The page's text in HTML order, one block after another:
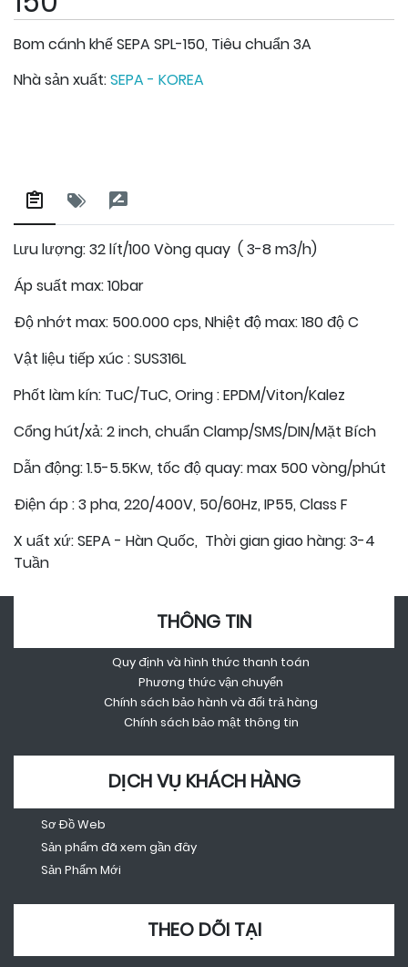
Bom cánh khế SEPA SPL-150, Tiêu chuẩn 3A
Nhà sản xuất:SEPA - KOREA
Lưu lượng: 32 lít/100 Vòng quay ( 3-8 m3/h)
Áp suất max: 10bar
Độ nhớt max: 500.000 cps, Nhiệt độ max: 180 độ C
Vật liệu tiếp xúc : SUS316L
Phốt làm kín: TuC/TuC, Oring : EPDM/Viton/Kalez
Cổng hút/xả: 2 inch, chuẩn Clamp/SMS/DIN/Mặt Bích
Dẫn động: 1.5-5.5Kw, tốc độ quay: max 500 vòng/phút
Điện áp : 3 pha, 220/400V, 50/60Hz, IP55, Class F
X uất xứ: SEPA - Hàn Quốc, Thời gian giao hàng: 3-4
Tuần
THÔNG TIN
Quy định và hình thức thanh toán
Phương thức vận chuyển
Chính sách bảo hành và đổi trả hàng
Chính sách bảo mật thông tin
DỊCH VỤ KHÁCH HÀNG
Sơ Đồ Web
Sản phẩm đã xem gần đây
Sản Phẩm Mới
THEO DÕI TẠI